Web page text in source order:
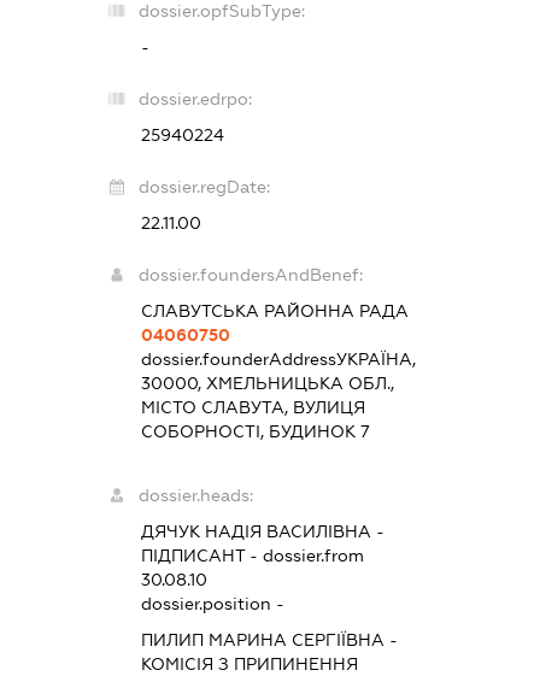
dossier.opfSubType:
-
dossier.edrpo:
25940224
dossier.regDate:
22.11.00
dossier.foundersAndBenef:
СЛАВУТСЬКА РАЙОННА РАДА
04060750
dossier.founderAddressУКРАЇНА,
30000, ХМЕЛЬНИЦЬКА ОБЛ.,
МІСТО СЛАВУТА, ВУЛИЦЯ
СОБОРНОСТІ, БУДИНОК 7
dossier.heads:
ДЯЧУК НАДІЯ ВАСИЛІВНА -
ПІДПИСАНТ- dossier.from
30.08.10
dossier.position -
ПИЛИП МАРИНА СЕРГІЇВНА -
КОМІСІЯ З ПРИПИНЕННЯ